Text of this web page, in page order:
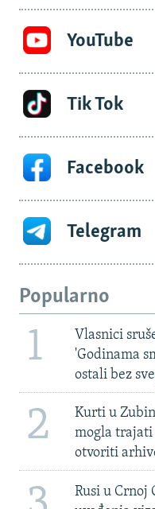
YouTube
Tik Tok
Facebook
Telegram
Popularno
1
Vlasnici
'Godinama
ostali bez
2
Kurti u
mogla
otvoriti
Rusi u Crnoj